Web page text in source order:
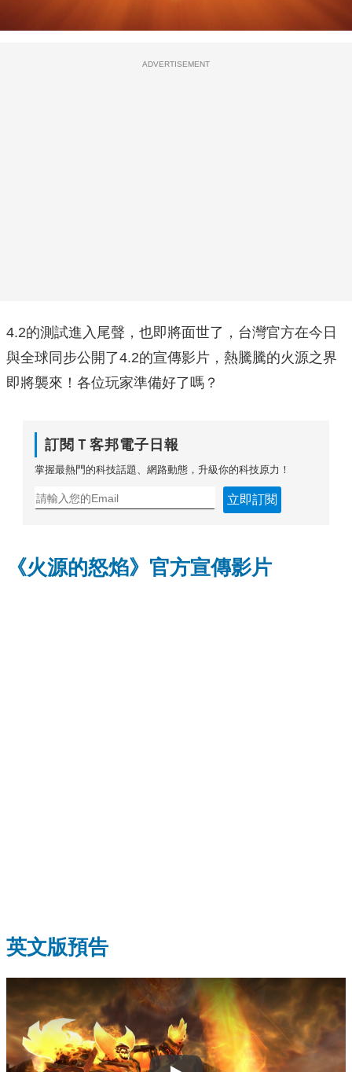
ADVERTISEMENT
4.2的測試進入尾聲，也即將面世了，台灣官方在今日
與全球同步公開了4.2的宣傳影片，熱騰騰的火源之界
即將襲來！各位玩家準備好了嗎？
訂閱Ｔ客邦電子日報
掌握最熱門的科技話題、網路動態，升級你的科技原力！
立即訂閱
《火源的怒焰》官方宣傳影片
英文版預告